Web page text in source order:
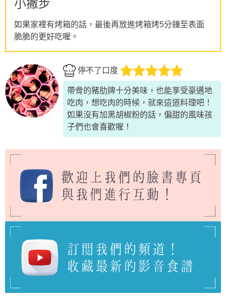
小撇步
如果家裡有烤箱的話，最後再放進烤箱烤5分鐘至表面
脆脆的更好吃喔。
停不了口度
帶骨的豬肋牌十分美味，也能享受豪邁地
吃肉，想吃肉的時候，就來這道料理吧！
如果沒有加黑胡椒粉的話，偏甜的風味孩
子們也會喜歡喔！